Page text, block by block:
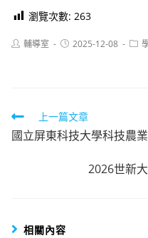
瀏覽次數: 263
Post輔導室
Post2025-12-08
Post
Read
more
上一篇文章
國立屏東科技大學科技農
2026世新
相關內容